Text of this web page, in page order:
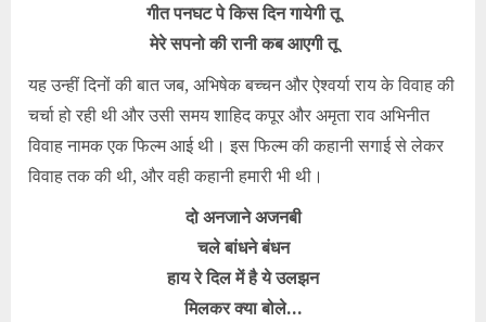
गीत पनघट पे किस दिन गायेगी तू
मेरे सपनो की रानी कब आएगी तू
यह उन्हीं दिनों की बात जब, अभिषेक बच्चन और ऐश्वर्या राय के विवाह की
चर्चा हो रही थी और उसी समय शाहिद कपूर और अमृता राव अभिनीत
विवाह नामक एक फिल्म आई थी। इस फिल्म की कहानी सगाई से लेकर
विवाह तक की थी, और वही कहानी हमारी भी थी।
दो अनजाने अजनबी
चले बांधने बंधन
हाय रे दिल में है ये उलझन
मिलकर क्या बोले…